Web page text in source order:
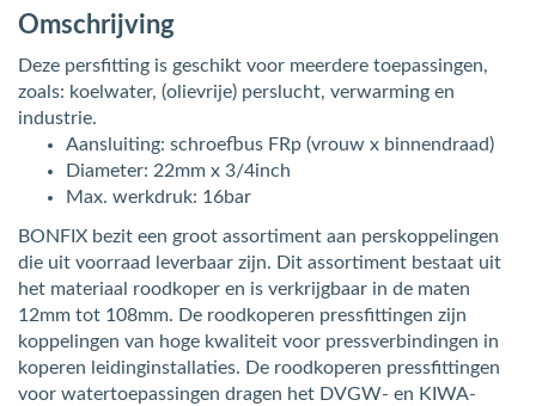
Omschrijving
Deze persfitting is geschikt voor meerdere toepassingen,
zoals: koelwater, (olievrije) perslucht, verwarming en
industrie.
Aansluiting: schroefbus FRp (vrouw x binnendraad)
Diameter: 22mm x 3/4inch
Max. werkdruk: 16bar
BONFIX bezit een groot assortiment aan perskoppelingen
die uit voorraad leverbaar zijn. Dit assortiment bestaat uit
het materiaal roodkoper en is verkrijgbaar in de maten
12mm tot 108mm. De roodkoperen pressfittingen zijn
koppelingen van hoge kwaliteit voor pressverbindingen in
koperen leidinginstallaties. De roodkoperen pressfittingen
voor watertoepassingen dragen het DVGW- en KIWA-